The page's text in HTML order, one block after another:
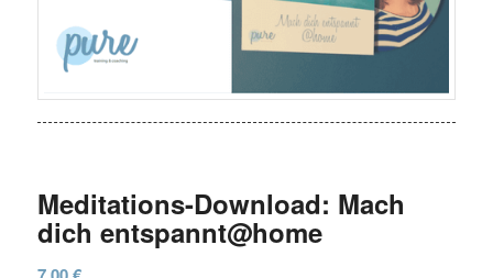
Meditations-Download: Mach
dich entspannt@home